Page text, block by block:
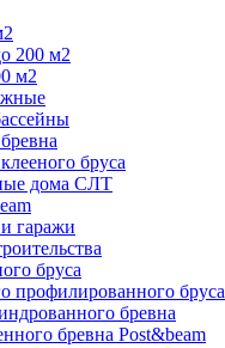
200 м2
м2
бруса
дома СЛТ
гаражи
бруса
профилированного бруса
бревна
бревна Post&beam